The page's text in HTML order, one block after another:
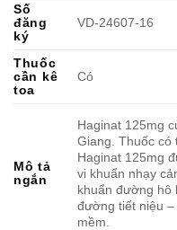
Số
đăng
ký
VD-24607-16
Thuốc
cần kê
toa
Có
Mô tả
ngắn
Haginat 125mg
Giang. Thuốc có
Haginat 125mg
vi khuẩn nhạy
khuẩn đường hô
đường tiết niệu
mềm.